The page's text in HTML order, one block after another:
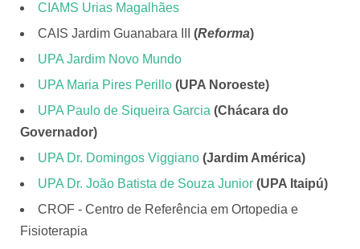
CIAMS Urias Magalhães
CAIS Jardim Guanabara III (Reforma)
UPA Jardim Novo Mundo
UPA Maria Pires Perillo (UPA Noroeste)
UPA Paulo de Siqueira Garcia (Chácara do
Governador)
UPA Dr. Domingos Viggiano (Jardim América)
UPA Dr. João Batista de Souza Junior (UPA Itaipú)
CROF - Centro de Referência em Ortopedia e
Fisioterapia